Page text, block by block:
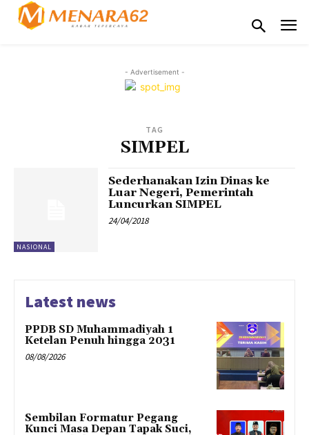
- Advertisement -
TAG
SIMPEL
NASIONAL
Sederhanakan Izin Dinas ke
Luar Negeri, Pemerintah
Luncurkan SIMPEL
24/04/2018
Latest news
PPDB SD Muhammadiyah 1
Ketelan Penuh hingga 2031
08/08/2026
Sembilan Formatur Pegang
Kunci Masa Depan Tapak Suci,